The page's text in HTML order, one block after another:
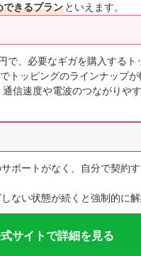
できるプラン といえます。
で、必要なギガを購入するト
トッピングのラインナップ
信速度や電波のつながりや
ポートがなく、自分で契約
ない状態が続くと強制的に
サイトで詳細を見る